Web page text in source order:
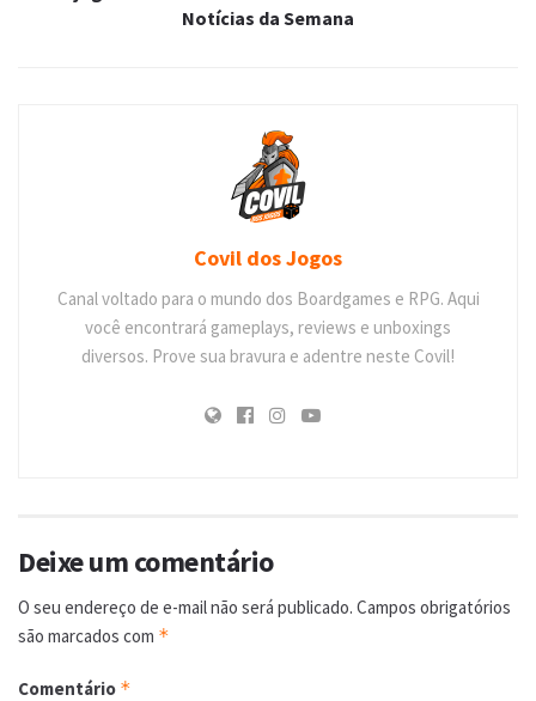
Notícias da Semana
Covil dos Jogos
Canal voltado para o mundo dos Boardgames e RPG. Aqui
você encontrará gameplays, reviews e unboxings
diversos. Prove sua bravura e adentre neste Covil!
Deixe um comentário
O seu endereço de e-mail não será publicado. Campos obrigatórios
são marcados com *
Comentário *